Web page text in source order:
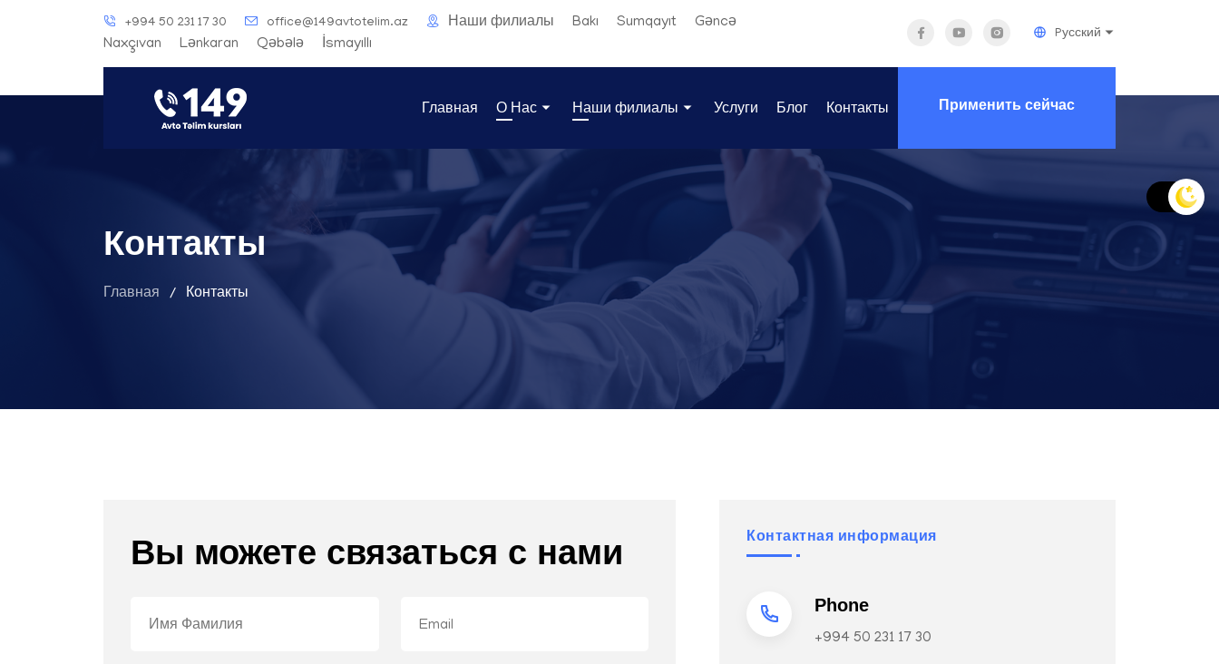
+994 50 231 17 30 office@149avtotelim.az Наши филиалы Bakı Sumqayıt
Gəncə
Naxçıvan
Lənkaran Qəbələ İsmayıllı
Pусский
Главная О Нас Наши филиалы Услуги Блог Контакты Применить сейчас
Контакты
Главная Контакты
Вы можете связаться с нами Контактная информация
Phone
+994 50 231 17 30